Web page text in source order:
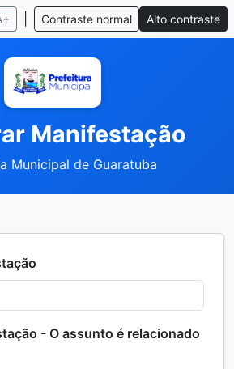
Contraste normal Alto contraste
Manifestação
Municipal de Guaratuba
- O assunto é relacionado